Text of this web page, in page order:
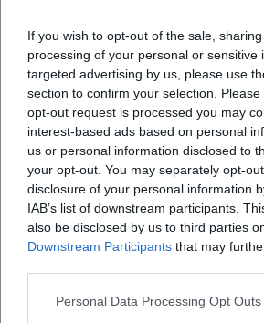
If you wish to opt-out of the sale,
processing of your personal or sensitive
targeted advertising by us, please use
section to confirm your selection.
opt-out request is processed you may
interest-based ads based on personal
us or personal information disclosed to
your opt-out. You may separately opt-
disclosure of your personal information
IAB’s list of downstream participants.
also be disclosed by us to third parties
Downstream Participants that may
Personal Data Processing Opt Outs
Häufig gestellte
Wann findet die
Wo startet die Führung?
Was können die Kinder erwarten?